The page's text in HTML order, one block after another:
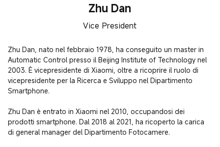
Zhu Dan
Vice President
Zhu Dan, nato nel febbraio 1978, ha conseguito un master in
Automatic Control presso il Beijing Institute of Technology nel
2003. È vicepresidente di Xiaomi, oltre a ricoprire il ruolo di
vicepresidente per la Ricerca e Sviluppo nel Dipartimento
Smartphone.
Zhu Dan è entrato in Xiaomi nel 2010, occupandosi dei
prodotti smartphone. Dal 2018 al 2021, ha ricoperto la carica
di general manager del Dipartimento Fotocamere.